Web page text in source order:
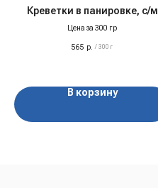
Креветки в панировке, с/м
Цена за 300 гр
565 р. / 300 г
В корзину